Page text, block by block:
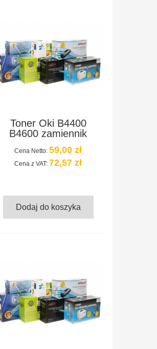
Toner Oki B4400
B4600 zamiennik
Cena Netto: 59,00 zł
Cena z VAT: 72,57 zł
Dodaj do koszyka